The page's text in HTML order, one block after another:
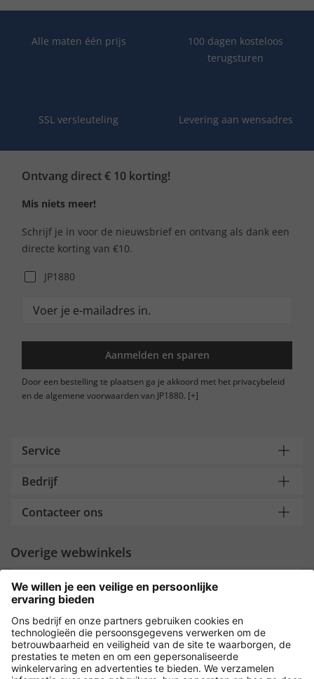
Alle maten één prijs
100 dagen kosteloos
terugsturen
SSL versleuteling Levering aan wensadres
Ontvang direct € 10 korting!
Mis niets meer!
Schrijf je in voor de nieuwsbrief en ontvang als dank een
directe korting van €10.
JP1880
Aanmelden en sparen
Door een bestelling te plaatsen ga je akkoord met het privacybeleid
en de algemene voorwaarden van JP1880. [+]
Service
Bedrijf
Contacteer ons
Overige webwinkels
Nederland
Payment and Delivery
Versleuteling met